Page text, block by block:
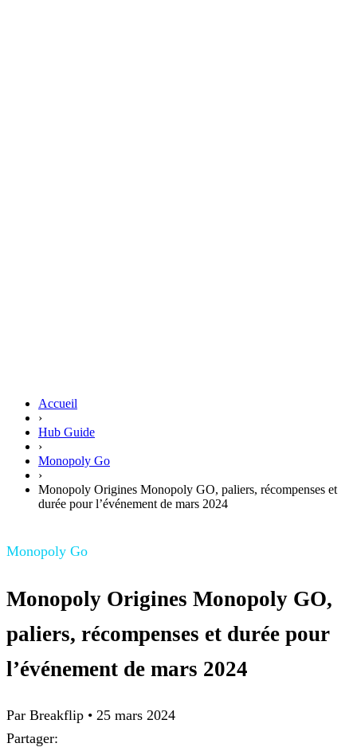
Accueil
›
Hub Guide
›
Monopoly Go
›
Monopoly Origines Monopoly GO, paliers, récompenses et
durée pour l’événement de mars 2024
Monopoly Go
Monopoly Origines Monopoly GO,
paliers, récompenses et durée pour
l’événement de mars 2024
Par Breakflip • 25 mars 2024
Partager: